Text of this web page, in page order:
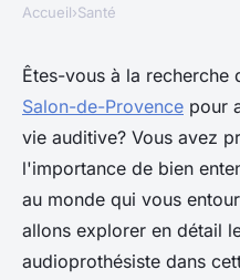
Découvrez
provence
Nicolas•13 mars 2025•8
Accueil›Santé
Êtes-vous à la recherche
Salon-de-Provence pour
vie auditive? Vous avez
l'importance de bien
au monde qui vous
allons explorer en détail
audioprothésiste dans